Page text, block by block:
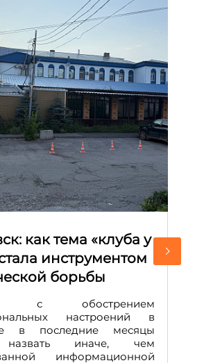
как тема «клуба у
инструментом
борьбы
с обострением
настроений в
в последние месяцы
иначе, чем
информационной